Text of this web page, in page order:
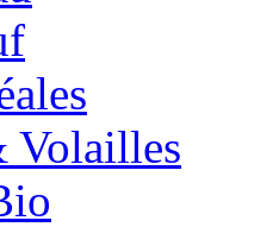
Volailles